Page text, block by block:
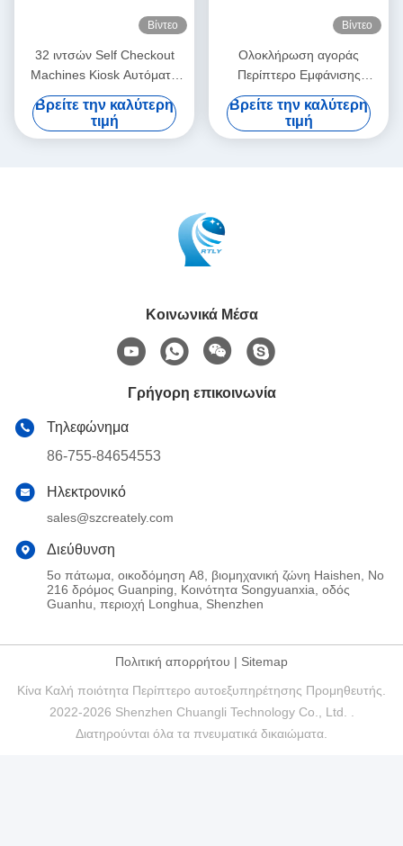
Βίντεο
32 ιντσών Self Checkout
Machines Kiosk Αυτόματο
μηχάνημα αυτόματης
παραγγελίας με οθόνη αφής
Βρείτε την καλύτερη
τιμή
Βίντεο
Ολοκλήρωση αγοράς
Περίπτερο Εμφάνισης
πληροφοριών Μηχανήματος
Ταμείου Self Service
Βρείτε την καλύτερη
τιμή
Κοινωνικά Μέσα
Γρήγορη επικοινωνία
Τηλεφώνημα
86-755-84654553
Ηλεκτρονικό
sales@szcreately.com
Διεύθυνση
5ο πάτωμα, οικοδόμηση A8, βιομηχανική ζώνη Haishen, Νο
216 δρόμος Guanping, Κοινότητα Songyuanxia, οδός
Guanhu, περιοχή Longhua, Shenzhen
Πολιτική απορρήτου | Sitemap
Κίνα Καλή ποιότητα Περίπτερο αυτοεξυπηρέτησης Προμηθευτής.
2022-2026 Shenzhen Chuangli Technology Co., Ltd. .
Διατηρούνται όλα τα πνευματικά δικαιώματα.